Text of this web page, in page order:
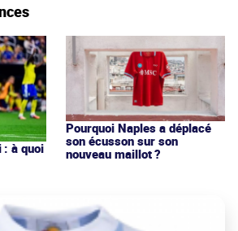
: à quoi
Pourquoi Naples a déplacé
son écusson sur son
nouveau maillot ?